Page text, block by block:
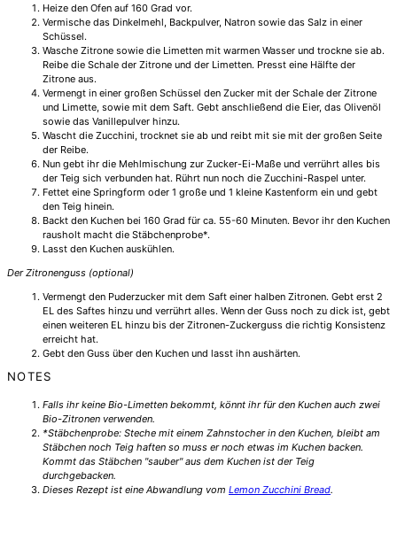
Heize den Ofen auf 160 Grad vor.
Vermische das Dinkelmehl, Backpulver, Natron sowie das Salz in einer
Schüssel.
Wasche Zitrone sowie die Limetten mit warmen Wasser und trockne sie ab.
Reibe die Schale der Zitrone und der Limetten. Presst eine Hälfte der
Zitrone aus.
Vermengt in einer großen Schüssel den Zucker mit der Schale der Zitrone
und Limette, sowie mit dem Saft. Gebt anschließend die Eier, das Olivenöl
sowie das Vanillepulver hinzu.
Wascht die Zucchini, trocknet sie ab und reibt mit sie mit der großen Seite
der Reibe.
Nun gebt ihr die Mehlmischung zur Zucker-Ei-Maße und verrührt alles bis
der Teig sich verbunden hat. Rührt nun noch die Zucchini-Raspel unter.
Fettet eine Springform oder 1 große und 1 kleine Kastenform ein und gebt
den Teig hinein.
Backt den Kuchen bei 160 Grad für ca. 55-60 Minuten. Bevor ihr den Kuchen
rausholt macht die Stäbchenprobe*.
Lasst den Kuchen auskühlen.
Der Zitronenguss (optional)
Vermengt den Puderzucker mit dem Saft einer halben Zitronen. Gebt erst 2
EL des Saftes hinzu und verrührt alles. Wenn der Guss noch zu dick ist, gebt
einen weiteren EL hinzu bis der Zitronen-Zuckerguss die richtig Konsistenz
erreicht hat.
Gebt den Guss über den Kuchen und lasst ihn aushärten.
NOTES
Falls ihr keine Bio-Limetten bekommt, könnt ihr für den Kuchen auch zwei
Bio-Zitronen verwenden.
*Stäbchenprobe: Steche mit einem Zahnstocher in den Kuchen, bleibt am
Stäbchen noch Teig haften so muss er noch etwas im Kuchen backen.
Kommt das Stäbchen "sauber" aus dem Kuchen ist der Teig
durchgebacken.
Dieses Rezept ist eine Abwandlung vom Lemon Zucchini Bread.